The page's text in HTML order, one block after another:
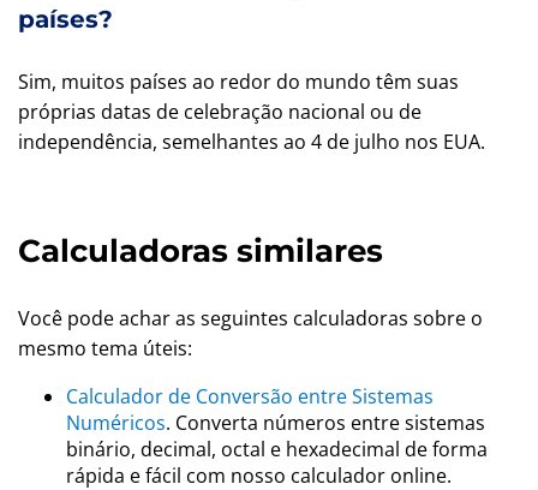
países?
Sim, muitos países ao redor do mundo têm suas
próprias datas de celebração nacional ou de
independência, semelhantes ao 4 de julho nos EUA.
Calculadoras similares
Você pode achar as seguintes calculadoras sobre o
mesmo tema úteis:
Calculador de Conversão entre Sistemas
Numéricos. Converta números entre sistemas
binário, decimal, octal e hexadecimal de forma
rápida e fácil com nosso calculador online.